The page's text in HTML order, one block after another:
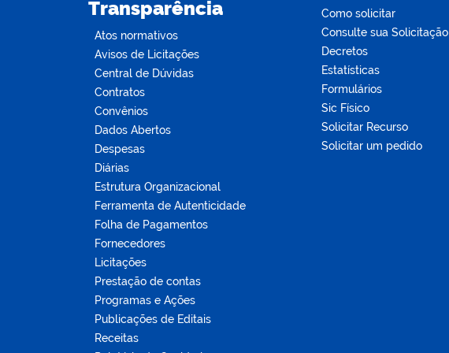
Transparência
Atos normativos
Avisos de Licitações
Central de Dúvidas
Contratos
Convênios
Dados Abertos
Despesas
Diárias
Estrutura Organizacional
Ferramenta de Autenticidade
Folha de Pagamentos
Fornecedores
Licitações
Prestação de contas
Programas e Ações
Publicações de Editais
Receitas
Como solicitar
Consulte sua Solicitação
Decretos
Estatísticas
Formulários
Sic Físico
Solicitar Recurso
Solicitar um pedido